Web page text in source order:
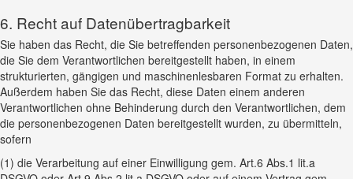
6. Recht auf Datenübertragbarkeit
Sie haben das Recht, die Sie betreffenden personenbezogenen Daten,
die Sie dem Verantwortlichen bereitgestellt haben, in einem
strukturierten, gängigen und maschinenlesbaren Format zu erhalten.
Außerdem haben Sie das Recht, diese Daten einem anderen
Verantwortlichen ohne Behinderung durch den Verantwortlichen, dem
die personenbezogenen Daten bereitgestellt wurden, zu übermitteln,
sofern
(1) die Verarbeitung auf einer Einwilligung gem. Art.6 Abs.1 lit.a